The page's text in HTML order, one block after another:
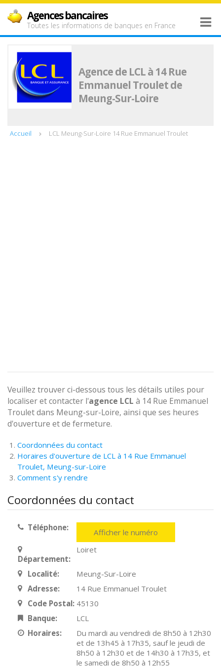
Agences bancaires
Toutes les informations de banques en France
Agence de LCL à 14 Rue
Emmanuel Troulet de
Meung-Sur-Loire
Accueil LCL Meung-Sur-Loire 14 Rue Emmanuel Troulet
Veuillez trouver ci-dessous tous les détails utiles pour
localiser et contacter l'agence LCL à 14 Rue Emmanuel
Troulet dans Meung-sur-Loire, ainsi que ses heures
d'ouverture et de fermeture.
Coordonnées du contact
Horaires d'ouverture de LCL à 14 Rue Emmanuel
Troulet, Meung-sur-Loire
Comment s'y rendre
Coordonnées du contact
Téléphone: Afficher le numéro
Département:
Loiret
Localité:
Meung-Sur-Loire
Adresse:
14 Rue Emmanuel Troulet
Code Postal: 45130
Banque:
LCL
Horaires:
Du mardi au vendredi de 8h50 à 12h30
et de 13h45 à 17h35, sauf le jeudi de
8h50 à 12h30 et de 14h30 à 17h35, et
le samedi de 8h50 à 12h55